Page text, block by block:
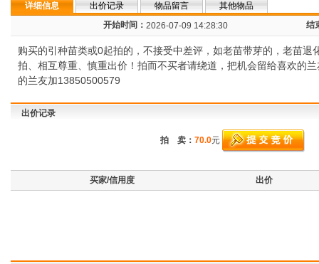
详细信息 出价记录 物品留言
其他物品
开始时间： 2026-07-09 14:28:30 结
购买的引种苗类或0起拍的，不接受中差评，如老苗带芽的，老苗
拍、相互尊重、慎重出价！拍而不买者请绕道，把机会留给喜欢的
的兰友加13850500579
出价记录
拍 卖： 70.0元
买家/信用度 出价